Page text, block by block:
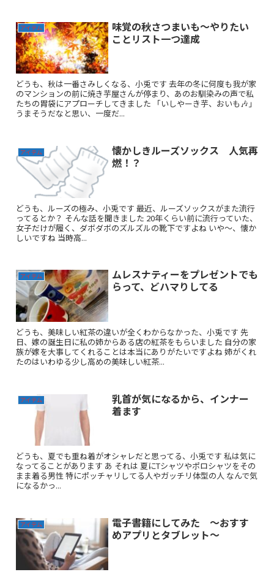
アイテム
味覚の秋さつまいも〜やりたい
ことリスト一つ達成
どうも、秋は一番さみしくなる、小兎です 去年の冬に何度も我が家
のマンションの前に焼き芋屋さんが停まり、あのお馴染みの声で私
たちの胃袋にアプローチしてきました 「いしやーき芋、おいも🎶」
うまそうだなと思い、一度だ...
アイテム
懐かしきルーズソックス 人気再
燃！？
どうも、ルーズの極み、小兎です 最近、ルーズソックスがまた流行
ってるとか？ そんな話を聞きました 20年くらい前に流行っていた、
女子だけが履く、ダボダボのズルズルの靴下ですよね いや～、懐か
しいですね 当時高...
アイテム
ムレスナティーをプレゼントでも
らって、どハマりしてる
どうも、美味しい紅茶の違いが全くわからなかった、小兎です 先
日、嫁の誕生日に私の姉からある店の紅茶をもらいました 自分の家
族が嫁を大事してくれることは本当にありがたいですよね 姉がくれ
たのはいわゆる少し高めの美味しい紅茶...
アイテム
乳首が気になるから、インナー
着ます
どうも、夏でも重ね着がオシャレだと思ってる、小兎です 私は気に
なってることがあります あ それは 夏にTシャツやポロシャツをその
まま着る男性 特にポッチャリしてる人やガッチリ体型の人 なんで気
になるかっ...
アイテム
電子書籍にしてみた 〜おすす
めアプリとタブレット〜